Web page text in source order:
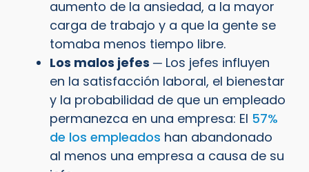
aumento de la ansiedad, a la mayor
carga de trabajo y a que la gente se
tomaba menos tiempo libre.
Los malos jefes ─ Los jefes influyen
en la satisfacción laboral, el bienestar
y la probabilidad de que un empleado
permanezca en una empresa: El 57%
de los empleados han abandonado
al menos una empresa a causa de su